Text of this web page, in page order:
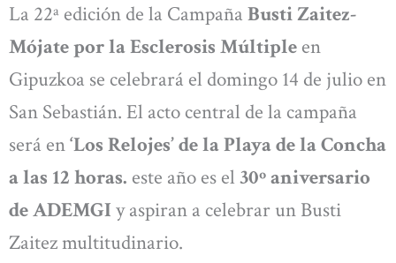
La 22ª edición de la Campaña Busti Zaitez-
Mójate por la Esclerosis Múltiple en
Gipuzkoa se celebrará el domingo 14 de julio en
San Sebastián. El acto central de la campaña
será en‘Los Relojes’ de la Playa de la Concha
a las 12 horas. este año es el 30º aniversario
de ADEMGI y aspiran a celebrar un Busti
Zaitez multitudinario.